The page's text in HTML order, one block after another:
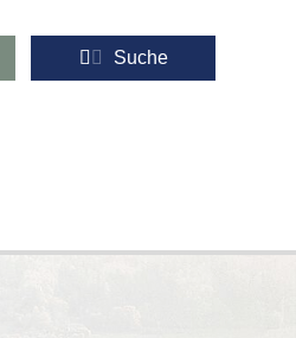
Suche